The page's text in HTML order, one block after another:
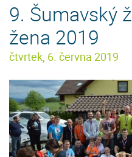
9. Šumavský
žena 2019
čtvrtek, 6. června 2019